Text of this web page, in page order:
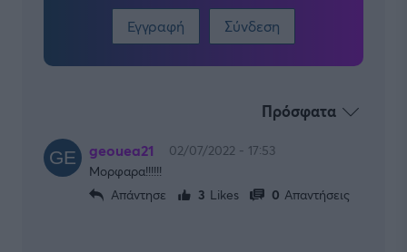
Εγγραφή Σύνδεση
Πρόσφατα
geouea21
02/07/2022 - 17:53
Μορφαρα!!!!!!
Απάντησε
3 Likes 0 Απαντήσεις